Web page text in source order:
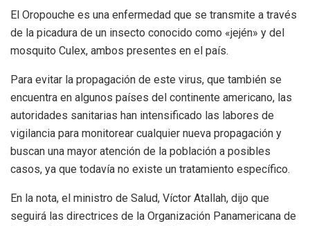
El Oropouche es una enfermedad que se transmite a través
de la picadura de un insecto conocido como «jején» y del
mosquito Culex, ambos presentes en el país.
Para evitar la propagación de este virus, que también se
encuentra en algunos países del continente americano, las
autoridades sanitarias han intensificado las labores de
vigilancia para monitorear cualquier nueva propagación y
buscan una mayor atención de la población a posibles
casos, ya que todavía no existe un tratamiento específico.
En la nota, el ministro de Salud, Víctor Atallah, dijo que
seguirá las directrices de la Organización Panamericana de